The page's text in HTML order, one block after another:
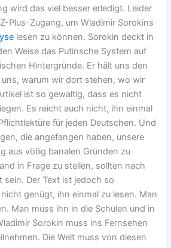
wird das viel besser erledigt. Leider
Plus-Zugang, um Wladimir Sorokins
lesen zu können. Sorokin deckt in
Weise das Putinsche System auf
Hintergründe. Er hält uns den
warum wir dort stehen, wo wir
ist so gewaltig, dass es nicht
Es reicht auch nicht, ihn einmal
für jeden Deutschen. Und
die angefangen haben, unsere
aus völlig banalen Gründen zu
in Frage zu stellen, sollten nach
sein. Der Text ist jedoch so
genügt, ihn einmal zu lesen. Man
Man muss ihn in die Schulen und in
Sorokin muss ins Fernsehen
Die Welt muss von diesen